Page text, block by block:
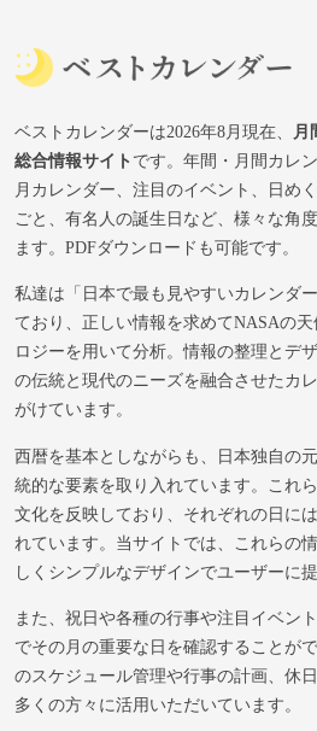
ベストカレンダーは2026年8月現在、
月
総合情報サイトです。年間・月間カレ
月カレンダー、注目のイベント、日め
ごと、有名人の誕生日など、様々な角
ます。PDFダウンロードも可能です。
私達は「日本で最も見やすいカレンダ
ており、正しい情報を求めてNASAの
ロジーを用いて分析。情報の整理とデ
の伝統と現代のニーズを融合させたカ
がけています。
西暦を基本としながらも、日本独自の
統的な要素を取り入れています。これ
文化を反映しており、それぞれの日に
れています。当サイトでは、これらの
しくシンプルなデザインでユーザーに
また、祝日や各種の行事や注目イベン
でその月の重要な日を確認することが
のスケジュール管理や行事の計画、休
多くの方々に活用いただいています。